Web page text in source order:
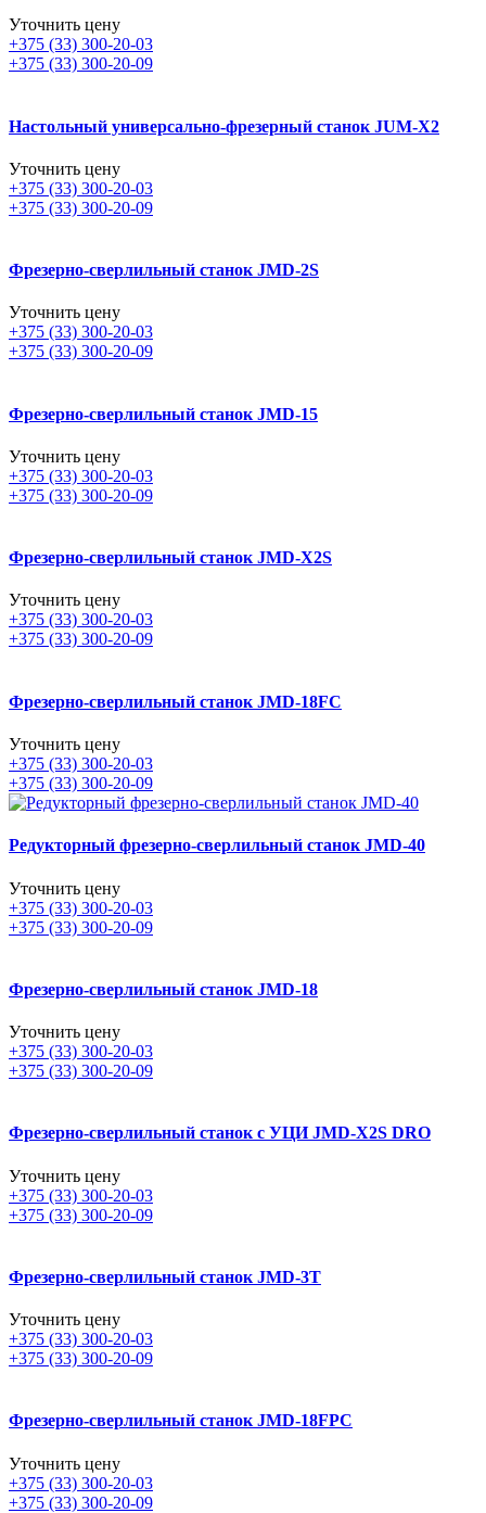
Уточнить цену
+375 (33) 300-20-03
+375 (33) 300-20-09
Настольный универсально-фрезерный станок JUM-X2
Уточнить цену
+375 (33) 300-20-03
+375 (33) 300-20-09
Фрезерно-сверлильный станок JMD-2S
Уточнить цену
+375 (33) 300-20-03
+375 (33) 300-20-09
Фрезерно-сверлильный станок JMD-15
Уточнить цену
+375 (33) 300-20-03
+375 (33) 300-20-09
Фрезерно-сверлильный станок JMD-X2S
Уточнить цену
+375 (33) 300-20-03
+375 (33) 300-20-09
Фрезерно-сверлильный станок JMD-18FC
Уточнить цену
+375 (33) 300-20-03
+375 (33) 300-20-09
Редукторный фрезерно-сверлильный станок JMD-40
Уточнить цену
+375 (33) 300-20-03
+375 (33) 300-20-09
Фрезерно-сверлильный станок JMD-18
Уточнить цену
+375 (33) 300-20-03
+375 (33) 300-20-09
Фрезерно-сверлильный станок с УЦИ JMD-X2S DRO
Уточнить цену
+375 (33) 300-20-03
+375 (33) 300-20-09
Фрезерно-сверлильный станок JMD-3T
Уточнить цену
+375 (33) 300-20-03
+375 (33) 300-20-09
Фрезерно-сверлильный станок JMD-18FPC
Уточнить цену
+375 (33) 300-20-03
+375 (33) 300-20-09